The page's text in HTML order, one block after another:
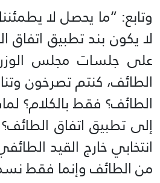
وتابع: “ما يحصل لا
لا يكون بند تطبيق
على جلسات مجلس
الطائف، كنتم تصرخون
الطائف؟ فقط بالكلام؟
إلى تطبيق اتفاق
انتخابي خارج القيد
من الطائف وإنما فقط